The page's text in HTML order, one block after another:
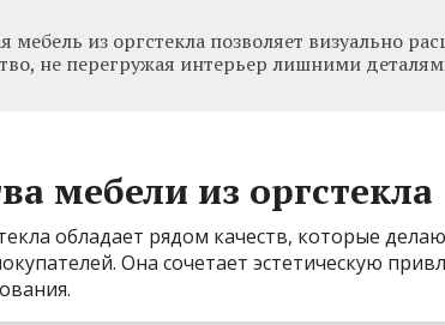
мебель из оргстекла позволяет визуально
не перегружая интерьер лишними
мебели из оргстекла
обладает рядом качеств, которые
Она сочетает эстетическую